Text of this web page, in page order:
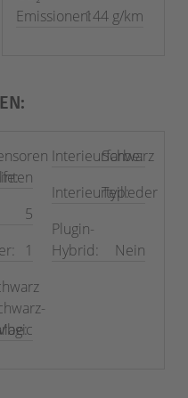
Emissionen:144 g/km
5
1
Interieurfarbe:
Schwarz
Interieurtyp:Teilleder
Plugin-
Hybrid:
Nein